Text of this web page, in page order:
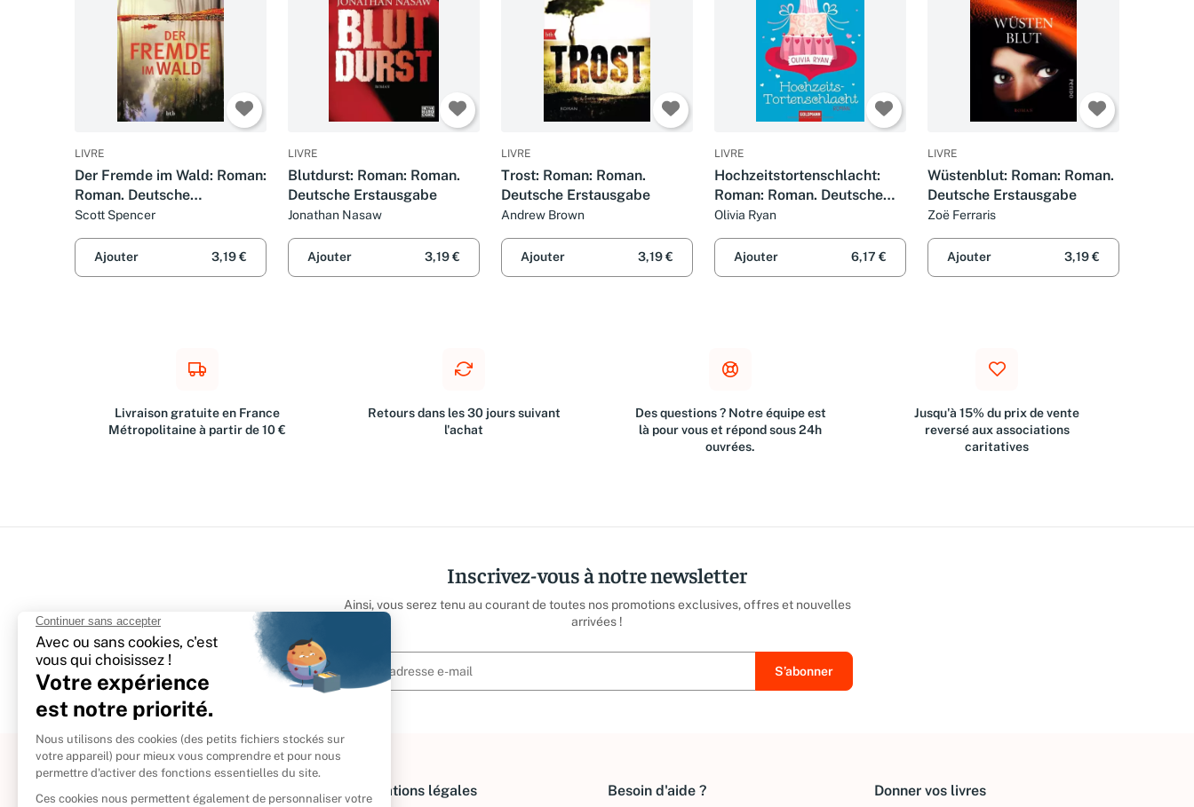
LIVRE
Der Fremde im Wald: Roman:
Roman. Deutsche
Erstausgabe
Scott Spencer
Ajouter 3,19 €
LIVRE
Blutdurst: Roman: Roman.
Deutsche Erstausgabe
Jonathan Nasaw
Ajouter 3,19 €
LIVRE
Trost: Roman: Roman.
Deutsche Erstausgabe
Andrew Brown
Ajouter 3,19 €
LIVRE
Hochzeitstortenschlacht:
Roman: Roman. Deutsche
Erstausgabe
Olivia Ryan
Ajouter 6,17 €
LIVRE
Wüstenblut: Roman: Roman.
Deutsche Erstausgabe
Zoë Ferraris
Ajouter 3,19 €
Livraison gratuite en France
Métropolitaine à partir de 10 €
Retours dans les 30 jours suivant
l'achat
Des questions ? Notre équipe est
là pour vous et répond sous 24h
ouvrées.
Jusqu'à 15% du prix de vente
reversé aux associations
caritatives
Inscrivez-vous à notre newsletter
Ainsi, vous serez tenu au courant de toutes nos promotions exclusives, offres et nouvelles
arrivées !
À propos Informations légales Besoin d'aide ? Donner vos livres